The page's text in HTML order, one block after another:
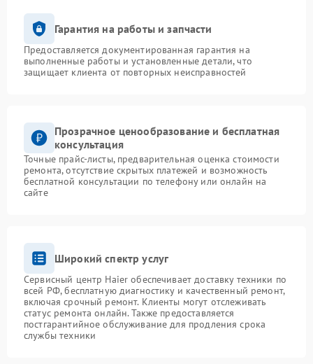
Гарантия на работы и запчасти
Предоставляется документированная гарантия на
выполненные работы и установленные детали, что
защищает клиента от повторных неисправностей
Прозрачное ценообразование и бесплатная
консультация
Точные прайс-листы, предварительная оценка стоимости
ремонта, отсутствие скрытых платежей и возможность
бесплатной консультации по телефону или онлайн на
сайте
Широкий спектр услуг
Сервисный центр Haier обеспечивает доставку техники по
всей РФ, бесплатную диагностику и качественный ремонт,
включая срочный ремонт. Клиенты могут отслеживать
статус ремонта онлайн. Также предоставляется
постгарантийное обслуживание для продления срока
службы техники